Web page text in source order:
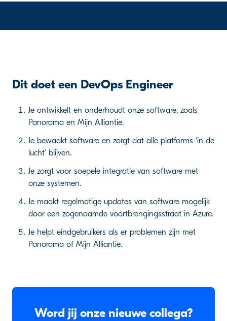
Dit doet een DevOps Engineer
Je ontwikkelt en onderhoudt onze software, zoals
Panorama en Mijn Alliantie.
Je bewaakt software en zorgt dat alle platforms ‘in de
lucht’ blijven.
Je zorgt voor soepele integratie van software met
onze systemen.
Je maakt regelmatige updates van software mogelijk
door een zogenaamde voortbrengingsstraat in Azure.
Je helpt eindgebruikers als er problemen zijn met
Panorama of Mijn Alliantie.
Word jij onze nieuwe collega?